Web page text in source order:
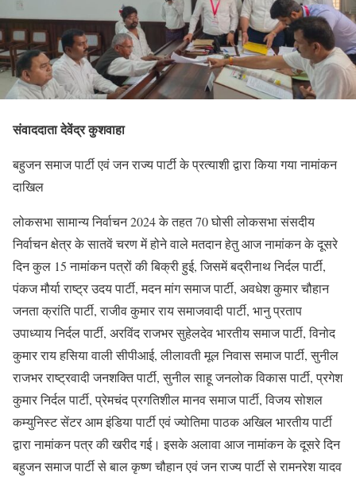
संवाददाता देवेंद्र कुशवाहा
बहुजन समाज पार्टी एवं जन राज्य पार्टी के प्रत्याशी द्वारा किया गया नामांकन
दाखिल
लोकसभा सामान्य निर्वाचन 2024 के तहत 70 घोसी लोकसभा संसदीय
निर्वाचन क्षेत्र के सातवें चरण में होने वाले मतदान हेतु आज नामांकन के दूसरे
दिन कुल 15 नामांकन पत्रों की बिक्री हुई, जिसमें बद्रीनाथ निर्दल पार्टी,
पंकज मौर्या राष्ट्र उदय पार्टी, मदन मांग समाज पार्टी, अवधेश कुमार चौहान
जनता क्रांति पार्टी, राजीव कुमार राय समाजवादी पार्टी, भानु प्रताप
उपाध्याय निर्दल पार्टी, अरविंद राजभर सुहेलदेव भारतीय समाज पार्टी, विनोद
कुमार राय हसिया वाली सीपीआई, लीलावती मूल निवास समाज पार्टी, सुनील
राजभर राष्ट्रवादी जनशक्ति पार्टी, सुनील साहू जनलोक विकास पार्टी, प्रगेश
कुमार निर्दल पार्टी, प्रेमचंद प्रगतिशील मानव समाज पार्टी, विजय सोशल
कम्युनिस्ट सेंटर आम इंडिया पार्टी एवं ज्योतिमा पाठक अखिल भारतीय पार्टी
द्वारा नामांकन पत्र की खरीद गई। इसके अलावा आज नामांकन के दूसरे दिन
बहुजन समाज पार्टी से बाल कृष्ण चौहान एवं जन राज्य पार्टी से रामनरेश यादव